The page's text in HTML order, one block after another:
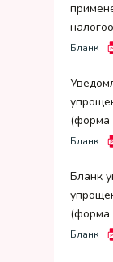
Бланк
Бланк
Бланк
Бланк